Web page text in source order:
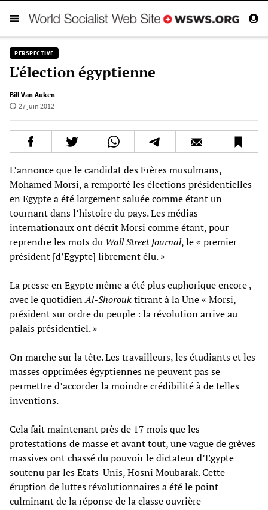
PERSPECTIVE
L'élection égyptienne
Bill Van Auken
27 juin 2012
L’annonce que le candidat des Frères musulmans,
Mohamed Morsi, a remporté les élections présidentielles
en Egypte a été largement saluée comme étant un
tournant dans l’histoire du pays. Les médias
internationaux ont décrit Morsi comme étant, pour
reprendre les mots du Wall Street Journal, le « premier
président [d’Egypte] librement élu. »
La presse en Egypte même a été plus euphorique encore ,
avec le quotidienAl-Shorouktitrant à la Une « Morsi,
président sur ordre du peuple : la révolution arrive au
palais présidentiel. »
On marche sur la tête. Les travailleurs, les étudiants et les
masses opprimées égyptiennes ne peuvent pas se
permettre d’accorder la moindre crédibilité à de telles
inventions.
Cela fait maintenant près de 17 mois que les
protestations de masse et avant tout, une vague de grèves
massives ont chassé du pouvoir le dictateur d’Egypte
soutenu par les Etats-Unis, Hosni Moubarak. Cette
éruption de luttes révolutionnaires a été le point
culminant de la réponse de la classe ouvrière